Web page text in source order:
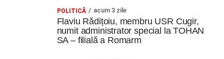
POLITICĂ acum 3 zile
Flaviu Rădițoiu, membru USR Cugir,
numit administrator special la TOHAN
SA – filială a Romarm